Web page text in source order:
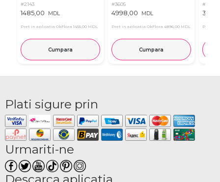
#2143
1485,00 MDL
Pret in aplicatia OkFlora 1455,00 MDL
Cumpara
#3605
4998,00 MDL
Pret in aplicatia OkFlora 4896,00 MDL
Cumpara
#2124
Pret in
Plati sigure prin
Urmariti-ne